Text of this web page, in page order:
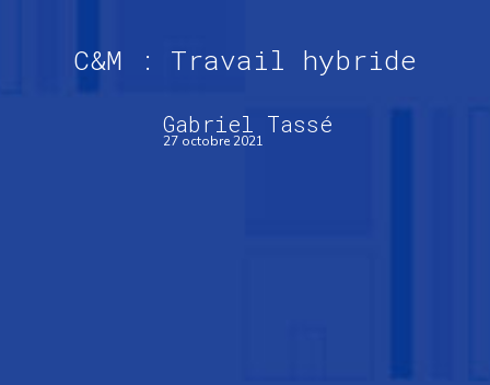
C&M : Travail hybride
Gabriel Tassé
27 octobre 2021